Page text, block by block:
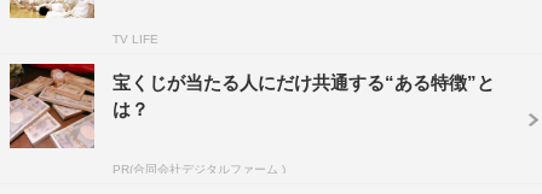
TV LIFE
宝くじが当たる人にだけ共通する“ある特徴”と
は？
PR(合同会社デジタルファーム )